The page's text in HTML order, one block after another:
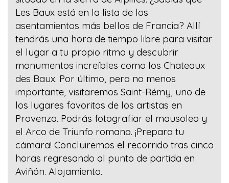
Les Baux está en la lista de los
asentamientos más bellos de Francia? Allí
tendrás una hora de tiempo libre para visitar
el lugar a tu propio ritmo y descubrir
monumentos increíbles como los Chateaux
des Baux. Por último, pero no menos
importante, visitaremos Saint-Rémy, uno de
los lugares favoritos de los artistas en
Provenza. Podrás fotografiar el mausoleo y
el Arco de Triunfo romano. ¡Prepara tu
cámara! Concluiremos el recorrido tras cinco
horas regresando al punto de partida en
Aviñón. Alojamiento.